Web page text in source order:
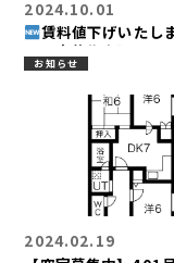
賃料値下げいたし
【空室募集中】501
(3DK)
2024.10.01
お知らせ
2024.02.19